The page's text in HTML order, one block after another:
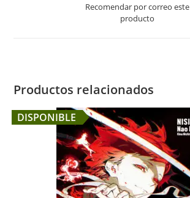
new
Recomendar por correo este
producto
Productos relacionados
DISPONIBLE